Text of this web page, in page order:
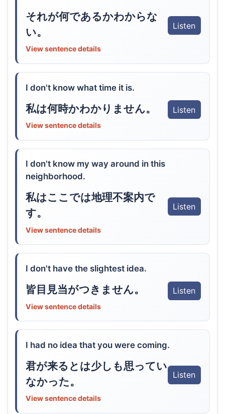
それが何であるかわからな
い。
Listen
View sentence details
I don't know what time it is.
私は何時かわかりません。 Listen
View sentence details
I don't know my way around in this
neighborhood.
私はここでは地理不案内で
す。
Listen
View sentence details
I don't have the slightest idea.
皆目見当がつきません。 Listen
View sentence details
I had no idea that you were coming.
君が来るとは少しも思ってい
なかった。
Listen
View sentence details